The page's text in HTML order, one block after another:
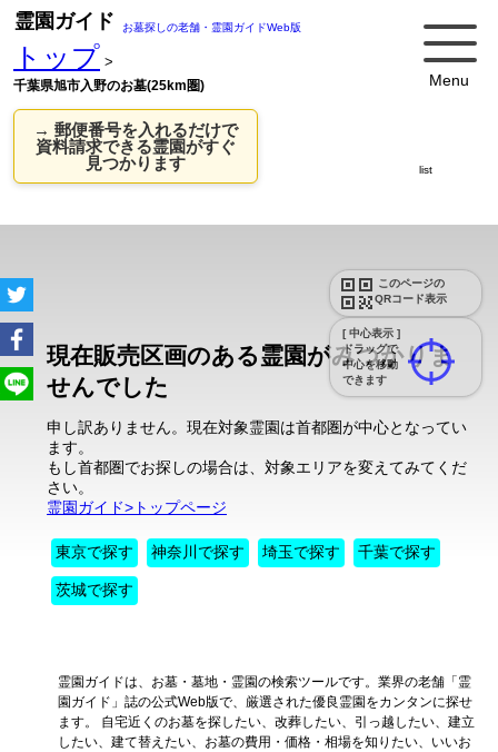
Menu
霊園ガイド お墓探しの老舗・霊園ガイドWeb版
トップ >
千葉県旭市入野のお墓(25km圏)
→ 郵便番号を入れるだけで
資料請求できる霊園がすぐ
見つかります
このページの
QRコード表示
[ 中心表示 ]
ドラッグで
中心を移動
できます
list
現在販売区画のある霊園がみつかりま
せんでした
申し訳ありません。現在対象霊園は首都圏が中心となってい
ます。
もし首都圏でお探しの場合は、対象エリアを変えてみてくだ
さい。
霊園ガイド>トップページ
東京で探す 神奈川で探す 埼玉で探す 千葉で探す
茨城で探す
霊園ガイドは、お墓・墓地・霊園の検索ツールです。業界の老舗「霊
園ガイド」誌の公式Web版で、厳選された優良霊園をカンタンに探せ
ます。 自宅近くのお墓を探したい、改葬したい、引っ越したい、建立
したい、建て替えたい、お墓の費用・価格・相場を知りたい、いいお